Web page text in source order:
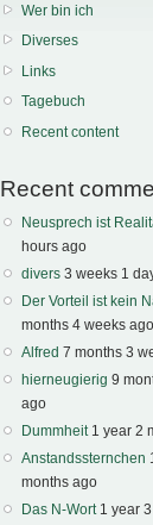
Wer bin ich
Diverses
Links
Tagebuch
Recent content
Recent
Neusprech ist
hours ago
divers 3 weeks 1
Der Vorteil ist kein
months 4 weeks ago
Alfred 7 months 3
hierneugierig 9
ago
Dummheit 1 year 2
Anstandssternchen
months ago
Das N-Wort 1 year